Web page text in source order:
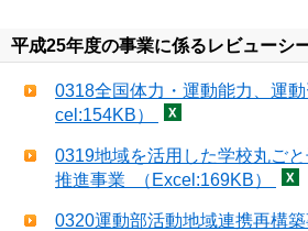
平成25年度の事業に係るレビューシ
0318全国体力・運動能力、運
cel:154KB）
0319地域を活用した学校丸ご
推進事業 （Excel:169KB）
0320運動部活動地域連携再構